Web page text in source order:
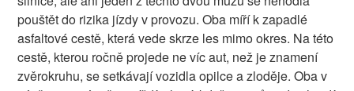
pouštět do rizika jízdy v provozu. Oba míří k zapadlé
asfaltové cestě, která vede skrze les mimo okres. Na této
cestě, kterou ročně projede ne víc aut, než je znamení
zvěrokruhu, se setkávají vozidla opilce a zloděje. Oba v